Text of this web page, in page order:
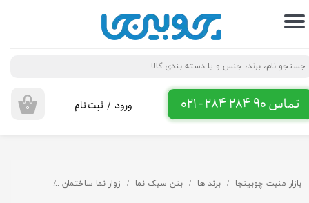
تماس 90 284 284 - 021 ۰ ورود / ثبت نام
حساب کاربری من
تغییر گذر واژه
سفارشات
خروج از حساب کاربری
بازار منبت چوبینجا برند ها بتن سبک نما زوار نما ساختمان